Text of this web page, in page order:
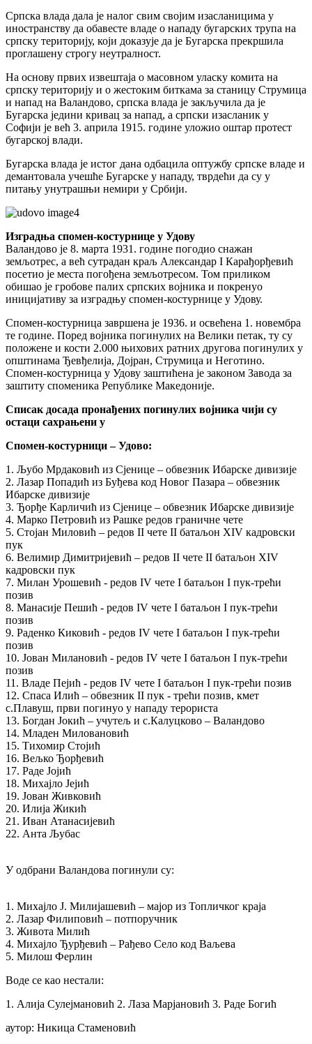
Српска влада дала је налог свим својим изасланицима у
иностранству да обавесте владе о нападу бугарских трупа на
српску територију, који доказује да је Бугарска прекршила
проглашену строгу неутралност.
На основу првих извештаја о масовном уласку комита на
српску територију и о жестоким биткама за станицу Струмица
и напад на Валандово, српска влада је закључила да је
Бугарска једини кривац за напад, а српски изасланик у
Софији је већ 3. априла 1915. године уложио оштар протест
бугарској влади.
Бугарска влада је истог дана одбацила оптужбу српске владе и
демантовала учешће Бугарске у нападу, тврдећи да су у
питању унутрашњи немири у Србији.
Изградња спомен-костурнице у Удову
Валандово је 8. марта 1931. године погодио снажан
земљотрес, а већ сутрадан краљ Александар I Карађорђевић
посетио је места погођена земљотресом. Том приликом
обишао је гробове палих српских војника и покренуо
иницијативу за изградњу спомен-костурнице у Удову.
Спомен-костурница завршена је 1936. и освећена 1. новембра
те године. Поред војника погинулих на Велики петак, ту су
положене и кости 2.000 њихових ратних другова погинулих у
општинама Ђевђелија, Дојран, Струмица и Неготино.
Спомен-костурница у Удову заштићена је законом Завода за
заштиту споменика Републике Македоније.
Списак досада пронађених погинулих војника чији су
остаци сахрањени у
Спомен-костурници – Удово:
1. Љубо Мрдаковић из Сјенице – обвезник Ибарске дивизије
2. Лазар Попадић из Буђева код Новог Пазара – обвезник
Ибарске дивизије
3. Ђорђе Карличић из Сјенице – обвезник Ибарске дивизије
4. Марко Петровић из Рашке редов граничне чете
5. Стојан Миловић – редов II чете II батаљон XIV кадровски
пук
6. Велимир Димитријевић – редов II чете II батаљон XIV
кадровски пук
7. Милан Урошевић - редов IV чете I батаљон I пук-трећи
позив
8. Манасије Пешић - редов IV чете I батаљон I пук-трећи
позив
9. Раденко Киковић - редов IV чете I батаљон I пук-трећи
позив
10. Јован Милановић - редов IV чете I батаљон I пук-трећи
позив
11. Владе Пејић - редов IV чете I батаљон I пук-трећи позив
12. Спаса Илић – обвезник II пук - трећи позив, кмет
с.Плавуш, први погинуо у нападу терориста
13. Богдан Јокић – учутељ и с.Калуцково – Валандово
14. Младен Миловановић
15. Тихомир Стојић
16. Вељко Ђорђевић
17. Раде Јојић
18. Михајло Јејић
19. Јован Живковић
20. Илија Жикић
21. Иван Атанасијевић
22. Анта Љубас
У одбрани Валандова погинули су:
1. Михајло Ј. Милијашевић – мајор из Топличког краја
2. Лазар Филиповић – потпоручник
3. Живота Милић
4. Михајло Ђурђевић – Рађево Село код Ваљева
5. Милош Ферлин
Воде се као нестали:
1. Алија Сулејмановић 2. Лаза Марјановић 3. Раде Богић
аутор: Никица Стаменовић